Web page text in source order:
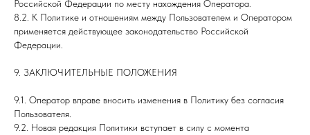
Российской Федерации по месту нахождения Оператора.
8.2. К Политике и отношениям между Пользователем и Оператором
применяется действующее законодательство Российской
Федерации.
9. ЗАКЛЮЧИТЕЛЬНЫЕ ПОЛОЖЕНИЯ
9.1. Оператор вправе вносить изменения в Политику без согласия
Пользователя.
9.2. Новая редакция Политики вступает в силу с момента